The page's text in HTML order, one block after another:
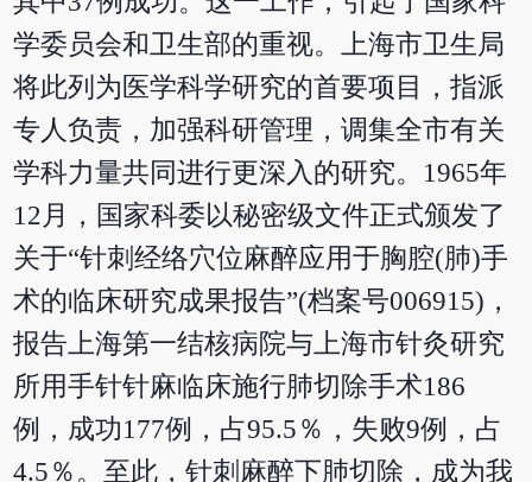
学委员会和卫生部的重视。上海市卫生局
将此列为医学科学研究的首要项目，指派
专人负责，加强科研管理，调集全市有关
学科力量共同进行更深入的研究。1965年
12月，国家科委以秘密级文件正式颁发了
关于“针刺经络穴位麻醉应用于胸腔(肺)手
术的临床研究成果报告”(档案号006915)，
报告上海第一结核病院与上海市针灸研究
所用手针针麻临床施行肺切除手术186
例，成功177例，占95.5％，失败9例，占
4.5％。至此，针刺麻醉下肺切除，成为我